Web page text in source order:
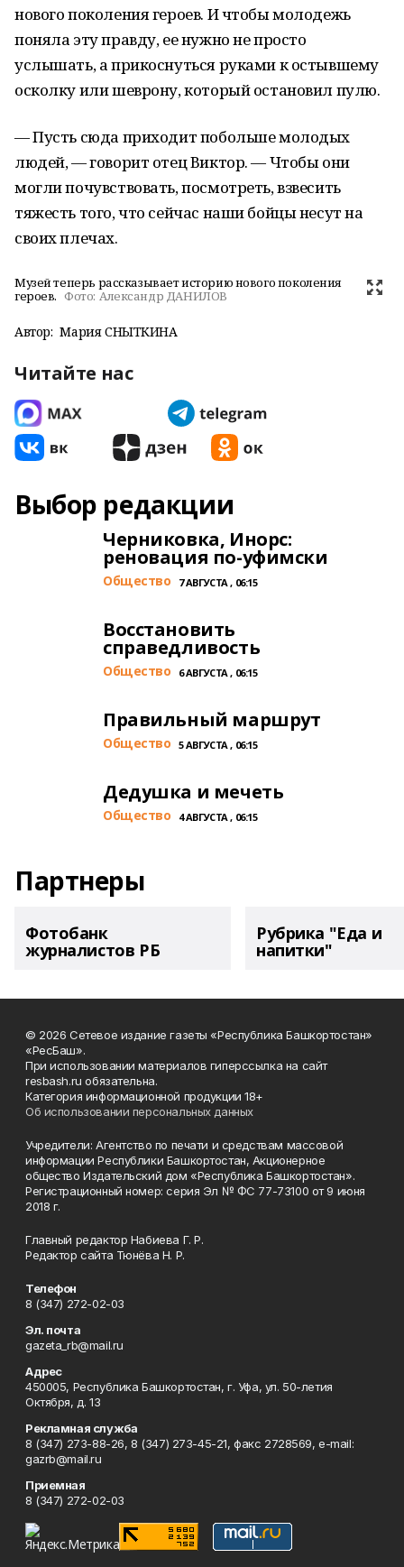
нового поколения героев. И чтобы молодежь
поняла эту правду, ее нужно не просто
услышать, а прикоснуться руками к остывшему
осколку или шеврону, который остановил пулю.
— Пусть сюда приходит побольше молодых
людей, — говорит отец Виктор. — Чтобы они
могли почувствовать, посмотреть, взвесить
тяжесть того, что сейчас наши бойцы несут на
своих плечах.
Музей теперь рассказывает историю нового поколения
героев. Фото: Александр ДАНИЛОВ
Автор: Мария СНЫТКИНА
Читайте нас
Выбор редакции
Черниковка, Инорс:
реновация по-уфимски
Общество 7 АВГУСТА , 06:15
Восстановить
справедливость
Общество 6 АВГУСТА , 06:15
Правильный маршрут
Общество 5 АВГУСТА , 06:15
Дедушка и мечеть
Общество 4 АВГУСТА , 06:15
Партнеры
Фотобанк
журналистов РБ
Рубрика "Еда и
напитки"
© 2026 Сетевое издание газеты «Республика Башкортостан»
«РесБаш».
При использовании материалов гиперссылка на сайт
resbash.ru обязательна.
Категория информационной продукции 18+
Об использовании персональных данных
Учредители: Агентство по печати и средствам массовой
информации Республики Башкортостан, Акционерное
общество Издательский дом «Республика Башкортостан».
Регистрационный номер: серия Эл № ФС 77-73100 от 9 июня
2018 г.
Главный редактор Набиева Г. Р.
Редактор сайта Тюнёва Н. Р.
Телефон
8 (347) 272-02-03
Эл. почта
gazeta_rb@mail.ru
Адрес
450005, Республика Башкортостан, г. Уфа, ул. 50-летия
Октября, д. 13
Рекламная служба
8 (347) 273-88-26, 8 (347) 273-45-21, факс 2728569, e-mail:
gazrb@mail.ru
Приемная
8 (347) 272-02-03